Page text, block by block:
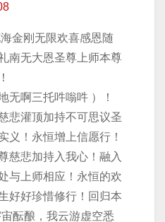
金刚无限欢喜感恩随
南无大恩圣尊上师本尊
无啊三托吽嗡吽 ）！
悲灌顶加持不可思议圣
义！永恒增上信愿行！
慈悲加持入我心！融入
与上师相应！永恒的欢
好好珍惜修行！回归本
酝酿，我云游虚空悉